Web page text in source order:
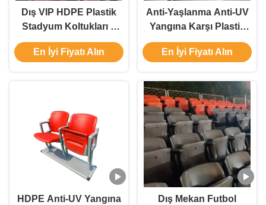
Dış VIP HDPE Plastik
Stadyum Koltukları 5
Yıllık Garanti ve Özel
Renklerle
En İyi Fiyatı Alın
Anti-Yaşlanma Anti-UV
Yangına Karşı Plastik
Stadyum Sandalyesi
Sabit Stadyum
Koltukları
En İyi Fiyatı Alın
HDPE Anti-UV Yangına
Dış Mekan Futbol